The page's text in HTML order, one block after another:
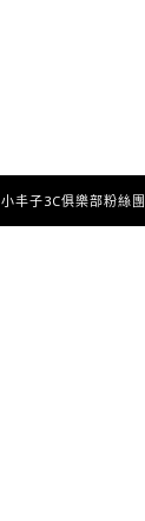
小丰子3C俱樂部粉絲團